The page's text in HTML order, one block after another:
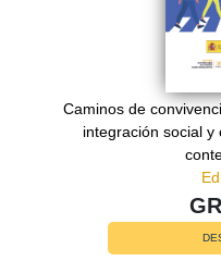
Caminos de
integración social y